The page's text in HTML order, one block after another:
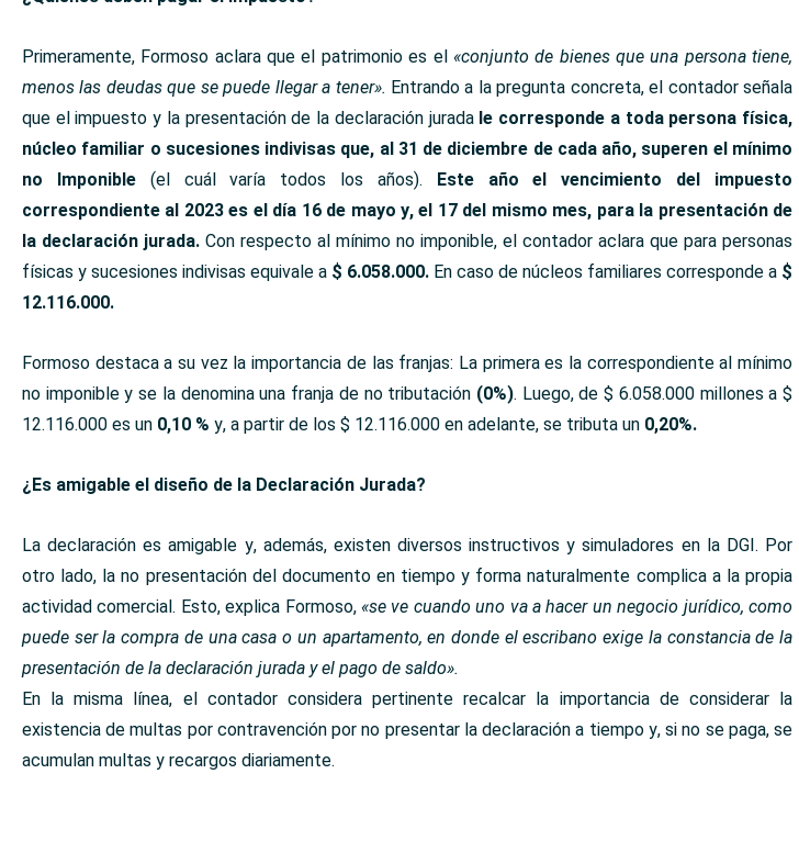
Primeramente, Formoso aclara que el patrimonio es el «conjunto de bienes que una persona tiene,
menos las deudas que se puede llegar a tener». Entrando a la pregunta concreta, el contador señala
que el impuesto y la presentación de la declaración jurada le corresponde a toda persona física,
núcleo familiar o sucesiones indivisas que, al 31 de diciembre de cada año, superen el mínimo
no Imponible(el cuál varía todos los años). Este año el vencimiento del impuesto
correspondiente al 2023 es el día 16 de mayo y, el 17 del mismo mes, para la presentación de
la declaración jurada. Con respecto al mínimo no imponible, el contador aclara que para personas
físicas y sucesiones indivisas equivale a $ 6.058.000. En caso de núcleos familiares corresponde a $
12.116.000.
Formoso destaca a su vez la importancia de las franjas: La primera es la correspondiente al mínimo
no imponible y se la denomina una franja de no tributación (0%). Luego, de $ 6.058.000 millones a $
12.116.000 es un 0,10 % y, a partir de los $ 12.116.000 en adelante, se tributa un 0,20%.
¿Es amigable el diseño de la Declaración Jurada?
La declaración es amigable y, además, existen diversos instructivos y simuladores en la DGI. Por
otro lado, la no presentación del documento en tiempo y forma naturalmente complica a la propia
actividad comercial. Esto, explica Formoso, «se ve cuando uno va a hacer un negocio jurídico, como
puede ser la compra de una casa o un apartamento, en donde el escribano exige la constancia de la
presentación de la declaración jurada y el pago de saldo».
En la misma línea, el contador considera pertinente recalcar la importancia de considerar la
existencia de multas por contravención por no presentar la declaración a tiempo y, si no se paga, se
acumulan multas y recargos diariamente.